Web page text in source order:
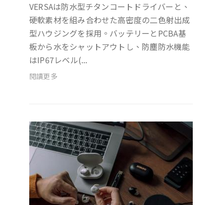
VERSAは防水型チタンコートドライバーと、
硬軟素材を組み合わせた高密度の二色射出成
型ハウジングを採用。バッテリーとPCBA基
板から水をシャットアウトし、防塵防水機能
はIP67レベル(...
閱讀更多